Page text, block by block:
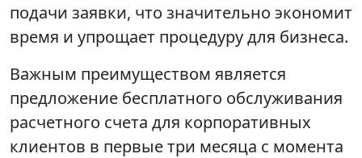
подачи заявки, что значительно экономит
время и упрощает процедуру для бизнеса.
Важным преимуществом является
предложение бесплатного обслуживания
расчетного счета для корпоративных
клиентов в первые три месяца с момента